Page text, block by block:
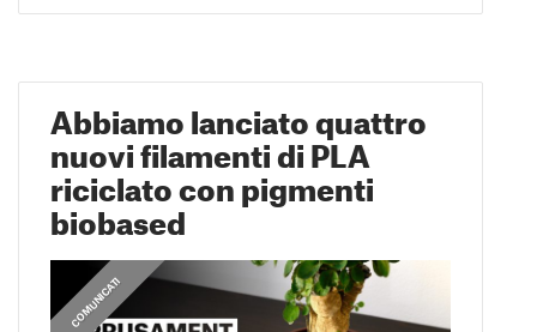
Abbiamo lanciato quattro
nuovi filamenti di PLA
riciclato con pigmenti
biobased
COMUNICATI